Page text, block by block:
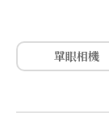
單眼相機